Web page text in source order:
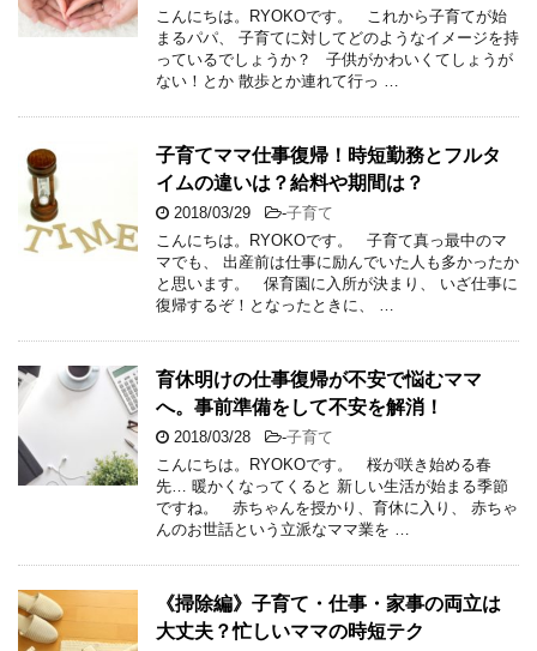
こんにちは。RYOKOです。 これから子育てが始
まるパパ、 子育てに対してどのようなイメージを持
っているでしょうか？ 子供がかわいくてしょうが
ない！とか 散歩とか連れて行っ …
子育てママ仕事復帰！時短勤務とフルタ
イムの違いは？給料や期間は？
2018/03/29 -子育て
こんにちは。RYOKOです。 子育て真っ最中のマ
マでも、 出産前は仕事に励んでいた人も多かったか
と思います。 保育園に入所が決まり、 いざ仕事に
復帰するぞ！となったときに、 …
育休明けの仕事復帰が不安で悩むママ
へ。事前準備をして不安を解消！
2018/03/28 -子育て
こんにちは。RYOKOです。 桜が咲き始める春
先… 暖かくなってくると 新しい生活が始まる季節
ですね。 赤ちゃんを授かり、育休に入り、 赤ちゃ
んのお世話という立派なママ業を …
《掃除編》子育て・仕事・家事の両立は
大丈夫？忙しいママの時短テク